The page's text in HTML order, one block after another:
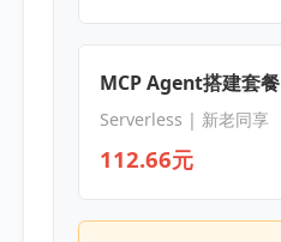
MCP Agent搭建套餐
Serverless | 新老同享
112.66元